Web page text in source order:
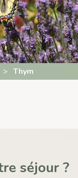
Thym
séjour ?